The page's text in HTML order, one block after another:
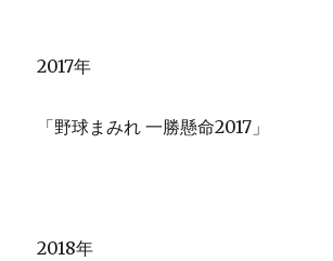
2017年
「野球まみれ 一勝懸命2017」
2018年